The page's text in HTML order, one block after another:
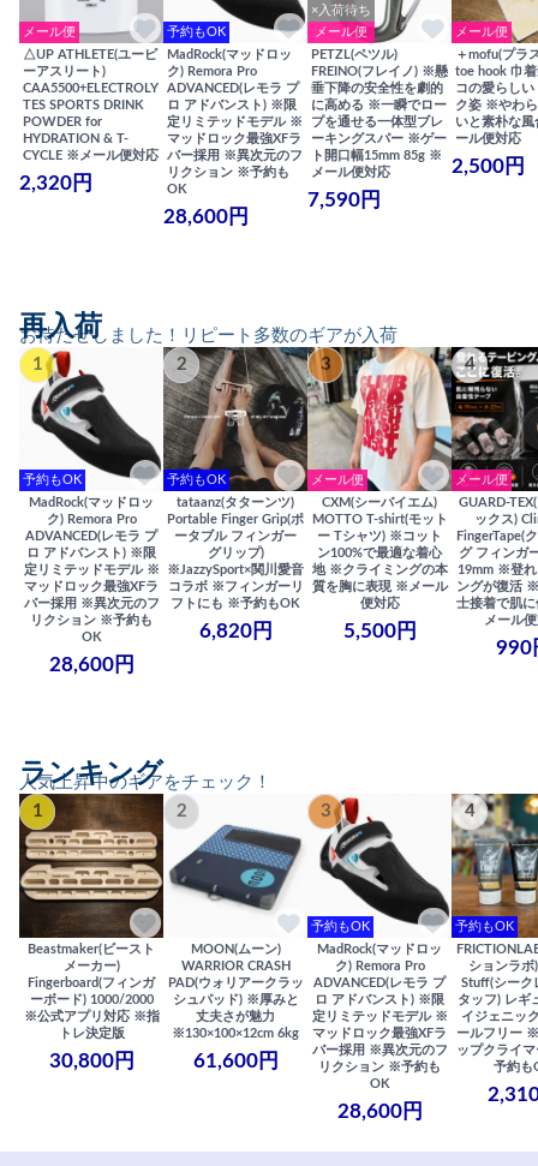
メール便
△UP ATHLETE(ユーピ
ーアスリート)
CAA5500+ELECTROLY
TES SPORTS DRINK
POWDER for
HYDRATION & T-
CYCLE ※メール便対応
2,320円
予約もOK
MadRock(マッドロッ
ク) Remora Pro
ADVANCED(レモラ プ
ロ アドバンスト) ※限
定リミテッドモデル ※
マッドロック最強XFラ
バー採用 ※異次元のフ
リクション ※予約も
OK
28,600円
×入荷待ち
メール便
PETZL(ペツル)
FREINO(フレイノ) ※懸
垂下降の安全性を劇的
に高める ※一瞬でロー
プを通せる一体型ブレ
ーキングスパー ※ゲー
ト開口幅15mm 85g ※
メール便対応
7,590円
メール便
＋mofu(プラ
toe hook 巾
コの愛らしい
ク姿 ※やわ
いと素朴な
ール便対応
2,500円
お待たせしました！リピート多数のギアが入荷
再入荷
1
予約もOK
MadRock(マッドロッ
ク) Remora Pro
ADVANCED(レモラ プ
ロ アドバンスト) ※限
定リミテッドモデル ※
マッドロック最強XFラ
バー採用 ※異次元のフ
リクション ※予約も
OK
28,600円
2
予約もOK
tataanz(タターンツ)
Portable Finger Grip(ポ
ータブル フィンガー
グリップ)
※JazzySport×関川愛音
コラボ ※フィンガーリ
フトにも ※予約もOK
6,820円
3
メール便
CXM(シーバイエム)
MOTTO T-shirt(モット
ー Tシャツ) ※コット
ン100%で最適な着心
地 ※クライミングの本
質を胸に表現 ※メール
便対応
5,500円
4
メール便
GUARD-
ックス)
FingerTape(
グ フィンガ
19mm ※登れ
ングが復活
士接着で肌
メール
990
人気上昇中のギアをチェック！
ランキング
1
Beastmaker(ビースト
メーカー)
Fingerboard(フィンガ
ーボード) 1000/2000
※公式アプリ対応 ※指
トレ決定版
30,800円
2
MOON(ムーン)
WARRIOR CRASH
PAD(ウォリアークラッ
シュパッド) ※厚みと
丈夫さが魅力
※130×100×12cm 6kg
61,600円
3
予約もOK
MadRock(マッドロッ
ク) Remora Pro
ADVANCED(レモラ プ
ロ アドバンスト) ※限
定リミテッドモデル ※
マッドロック最強XFラ
バー採用 ※異次元のフ
リクション ※予約も
OK
28,600円
4
予約もOK
ションラボ
Stuff(シーク
タッフ) レギ
イジェニッ
ールフリー
ップクライ
予約も